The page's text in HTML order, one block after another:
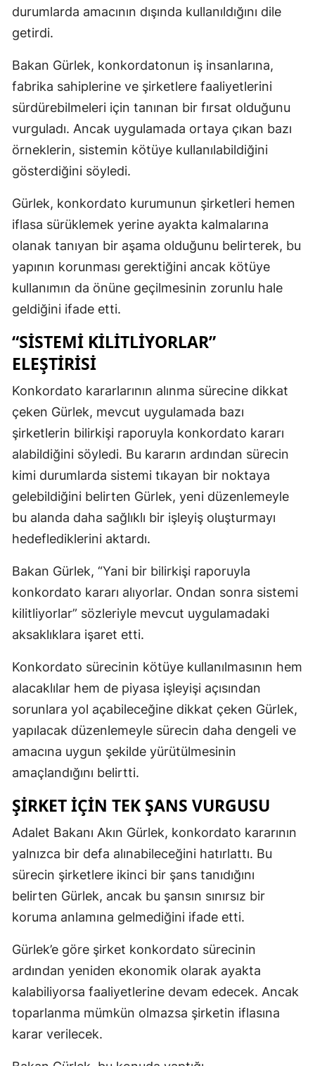
durumlarda amacının dışında kullanıldığını dile
getirdi.
Bakan Gürlek, konkordatonun iş insanlarına,
fabrika sahiplerine ve şirketlere faaliyetlerini
sürdürebilmeleri için tanınan bir fırsat olduğunu
vurguladı. Ancak uygulamada ortaya çıkan bazı
örneklerin, sistemin kötüye kullanılabildiğini
gösterdiğini söyledi.
Gürlek, konkordato kurumunun şirketleri hemen
iflasa sürüklemek yerine ayakta kalmalarına
olanak tanıyan bir aşama olduğunu belirterek, bu
yapının korunması gerektiğini ancak kötüye
kullanımın da önüne geçilmesinin zorunlu hale
geldiğini ifade etti.
“SISTEMI KILITLIYORLAR”
ELEŞTIRISI
Konkordato kararlarının alınma sürecine dikkat
çeken Gürlek, mevcut uygulamada bazı
şirketlerin bilirkişi raporuyla konkordato kararı
alabildiğini söyledi. Bu kararın ardından sürecin
kimi durumlarda sistemi tıkayan bir noktaya
gelebildiğini belirten Gürlek, yeni düzenlemeyle
bu alanda daha sağlıklı bir işleyiş oluşturmayı
hedeflediklerini aktardı.
Bakan Gürlek, “Yani bir bilirkişi raporuyla
konkordato kararı alıyorlar. Ondan sonra sistemi
kilitliyorlar” sözleriyle mevcut uygulamadaki
aksaklıklara işaret etti.
Konkordato sürecinin kötüye kullanılmasının hem
alacaklılar hem de piyasa işleyişi açısından
sorunlara yol açabileceğine dikkat çeken Gürlek,
yapılacak düzenlemeyle sürecin daha dengeli ve
amacına uygun şekilde yürütülmesinin
amaçlandığını belirtti.
ŞIRKET İÇIN TEK ŞANS VURGUSU
Adalet Bakanı Akın Gürlek, konkordato kararının
yalnızca bir defa alınabileceğini hatırlattı. Bu
sürecin şirketlere ikinci bir şans tanıdığını
belirten Gürlek, ancak bu şansın sınırsız bir
koruma anlamına gelmediğini ifade etti.
Gürlek’e göre şirket konkordato sürecinin
ardından yeniden ekonomik olarak ayakta
kalabiliyorsa faaliyetlerine devam edecek. Ancak
toparlanma mümkün olmazsa şirketin iflasına
karar verilecek.